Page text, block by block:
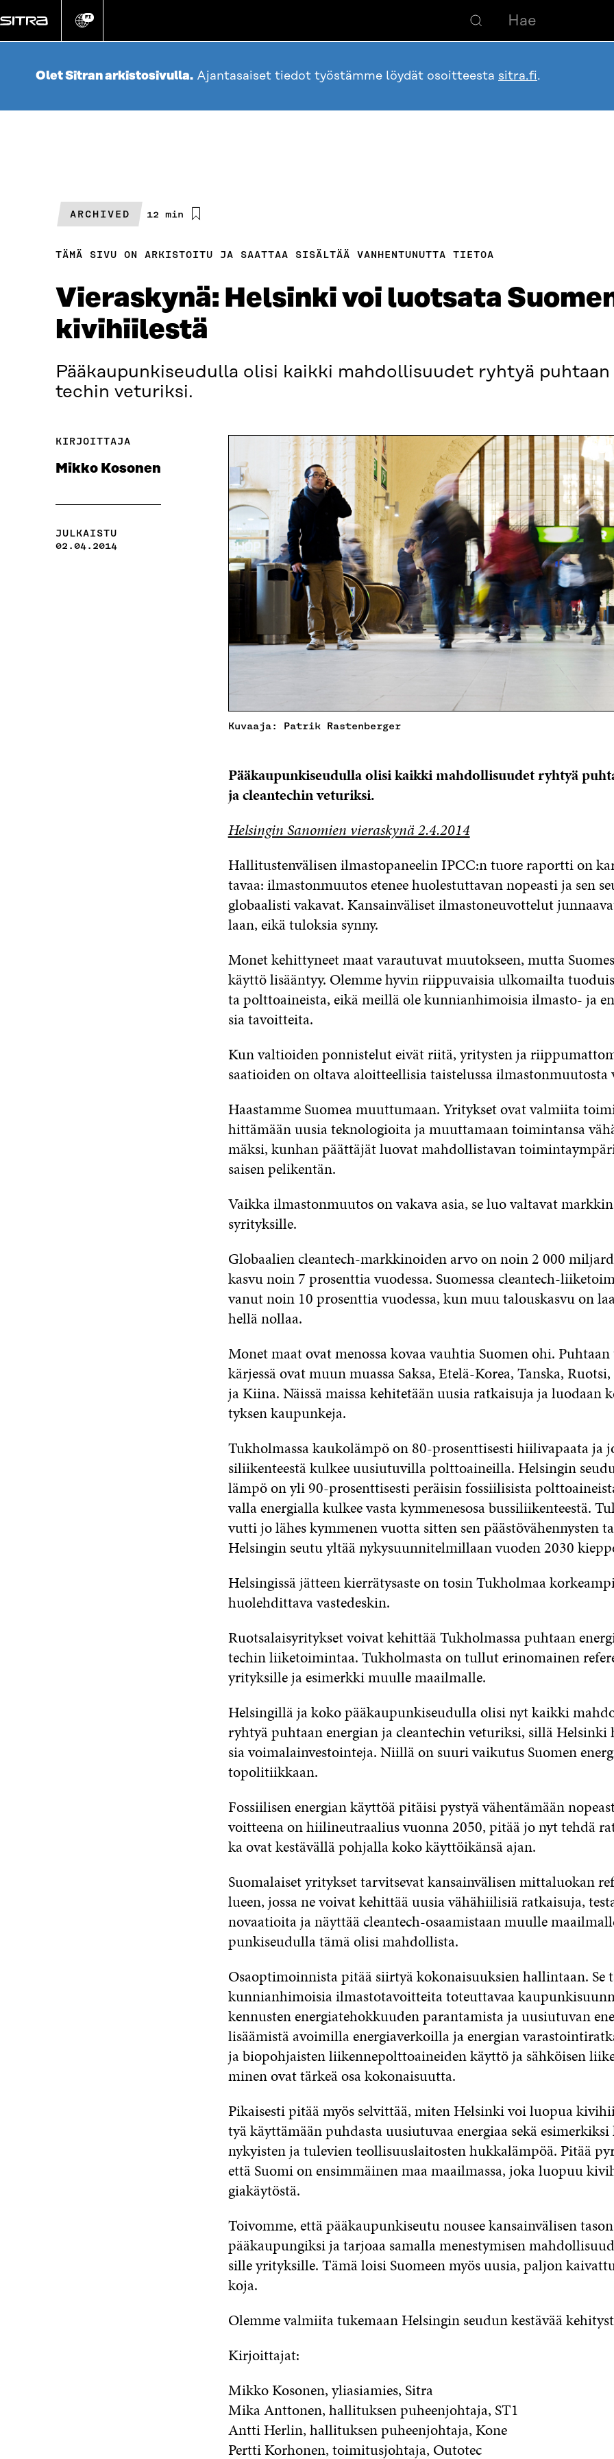
suoraan
Vaihda
kieli
FI
Olet Sitran arkistosivulla. Ajantasaiset tiedot työstämme löydät osoitteesta sitra.fi.
ARCHIVED
Arvioitu
12 min
TÄMÄ SIVU ON ARKISTOITU JA SAATTAA SISÄLTÄÄ VANHENTUNUTTA TIETOA
Vieraskynä: Helsinki voi luotsata
kivihiilestä
Pää­kau­pun­ki­seu­dul­la oli­si kaik­ki mah­dol­li­suu­det ryh­tyä
tec­hin ve­tu­rik­si.
Kuvaaja: Patrik Rastenberger
KIRJOITTAJA
Mikko Kosonen
JULKAISTU
02.04.2014
Pää­kau­pun­ki­seu­dul­la oli­si kaik­ki mah­dol­li­suu­det ryh­tyä
ja clean­tec­hin ve­tu­rik­si.
Helsingin Sanomien vieraskynä 2.4.2014
Hal­li­tus­ten­vä­li­senil­mas­to­pa­nee­lin IPCC:n tuo­re ra­port­ti on
ta­vaa: il­mas­ton­muu­tos ete­nee huo­les­tut­ta­van no­peas­ti ja sen
glo­baa­lis­ti va­ka­vat. Kan­sain­vä­li­set il­mas­to­neu­vot­te­lut
laan, ei­kä tu­lok­sia syn­ny.
Mo­net ke­hit­ty­neet maat va­rau­tu­vat muu­tok­seen, mut­ta
käyt­tö li­sään­tyy. Olem­me hy­vin riip­pu­vai­sia ul­ko­mail­ta
ta polt­toai­neis­ta, ei­kä meil­lä ole kun­nian­hi­moi­sia il­mas­to- ja
sia ta­voit­tei­ta.
Kun val­tioi­den pon­nis­te­lut ei­vät rii­tä, yri­tys­ten ja
saa­tioi­den on ol­ta­va aloit­teel­li­sia tais­te­lus­sa il­mas­ton­muu­tos­ta
Haas­tam­meSuo­mea muut­tu­maan. Yri­tyk­set ovat val­mii­ta
hit­tä­mään uu­sia tek­no­lo­gioi­ta ja muut­ta­maan toi­min­tan­sa
mäk­si, kun­han päät­tä­jät luo­vat mah­dol­lis­ta­van
sai­sen pe­li­ken­tän.
Vaik­ka il­mas­ton­muu­tos on va­ka­va asia, se luo val­ta­vat
sy­ri­tyk­sil­le.
Glo­baa­lien clean­tech-mark­ki­noi­den ar­vo on noin 2000
kas­vu noin 7 pro­sent­tia vuo­des­sa. Suo­mes­sa clean­tech-
va­nut noin 10 pro­sent­tia vuo­des­sa, kun muu ta­lous­kas­vu on
hel­lä nol­laa.
Mo­netmaat ovat me­nos­sa ko­vaa vauh­tia Suo­men ohi.
kär­jes­sä ovat muun muas­sa Sak­sa, Ete­lä-Ko­rea, Tans­ka,
ja Kii­na. Näis­sä mais­sa ke­hi­te­tään uu­sia rat­kai­su­ja ja luo­daan
tyk­sen kau­pun­ke­ja.
Tuk­hol­mas­sa kau­ko­läm­pö on 80-pro­sent­ti­ses­ti hii­li­va­paa­ta ja
si­lii­ken­tees­tä kul­kee uu­siu­tu­vil­la polt­toai­neil­la. Hel­sin­gin
läm­pö on yli 90-pro­sent­ti­ses­ti pe­räi­sin fos­sii­li­sis­ta
val­la ener­gial­la kul­kee vas­ta kym­me­nes­osa bus­si­lii­ken­tees­tä.
vut­ti jo lä­hes kym­me­nen vuot­ta sit­ten sen pääs­tö­vä­hen­nys­ten
Hel­sin­gin seu­tu yl­tää ny­ky­suun­ni­tel­mil­laan vuo­den 2030
Hel­sin­gis­sä jät­teen kier­rä­tys­as­te on to­sin Tuk­hol­maa
huo­leh­dit­ta­va vas­te­des­kin.
Ruot­sa­lais­yri­tyk­set voi­vat ke­hit­tää Tuk­hol­mas­sa puh­taan
tec­hin lii­ke­toi­min­taa. Tuk­hol­mas­ta on tul­lut erin­omai­nen
yri­tyk­sil­le ja esi­merk­ki muul­le maail­mal­le.
Hel­sin­gil­läja ko­ko pää­kau­pun­ki­seu­dul­la oli­si nyt kaik­ki
ryh­tyä puh­taan ener­gian ja clean­tec­hin ve­tu­rik­si, sil­lä
sia voi­ma­lain­ves­toin­te­ja. Niil­lä on suu­ri vai­ku­tus Suo­men
to­po­li­tiik­kaan.
Fos­sii­li­sen ener­gian käyt­töä pi­täi­si pys­tyä vä­hen­tä­mään
voit­tee­na on hii­li­neut­raa­lius vuon­na 2050, pi­tää jo nyt teh­dä
ka ovat kes­tä­väl­lä poh­jal­la ko­ko käyt­tö­ikän­sä ajan.
Suo­ma­lai­set yri­tyk­set tar­vit­se­vat kan­sain­vä­li­sen mit­ta­luo­kan
lueen, jos­sa ne voi­vat ke­hit­tää uu­sia vä­hä­hii­li­siä rat­kai­su­ja,
no­vaa­tioi­ta ja näyt­tää clean­tech-osaa­mis­taan muul­le
pun­ki­seu­dul­la tä­mä oli­si mah­dol­lis­ta.
Osa­op­ti­moin­nis­ta pi­tää siir­tyä ko­ko­nai­suuk­sien hal­lin­taan. Se
kun­nian­hi­moi­sia il­mas­to­ta­voit­tei­ta to­teut­ta­vaa
ken­nus­ten ener­gia­te­hok­kuu­den pa­ran­ta­mis­ta ja uu­siu­tu­van
li­sää­mis­tä avoi­mil­la ener­gia­ver­koil­la ja ener­gian
ja bio­poh­jais­ten lii­ken­ne­polt­to­ai­nei­den käyt­tö ja säh­köi­sen
mi­nen ovat tär­keä osa ko­ko­nai­suut­ta.
Pi­kai­ses­tipi­tää myös sel­vit­tää, mi­ten Hel­sin­ki voi luo­pua
tyä käyt­tä­mään puh­das­ta uu­siu­tu­vaa ener­giaa se­kä
ny­kyis­ten ja tu­le­vien teol­li­suus­lai­tos­ten huk­ka­läm­pöä. Pi­tää
et­tä Suo­mi on en­sim­mäi­nen maa maail­mas­sa, jo­ka luo­puu
gia­käy­tös­tä.
Toi­vom­me, et­tä pää­kau­pun­ki­seu­tu nou­see kan­sain­vä­li­sen
pää­kau­pun­gik­si ja tar­joaa sa­mal­la me­nes­ty­mi­sen
sil­le yri­tyk­sil­le. Tä­mä loi­si Suo­meen myös uu­sia, pal­jon
ko­ja.
Olem­me val­mii­ta tu­ke­maan Hel­sin­gin seu­dun kes­tä­vää
Kirjoittajat:
Mik­ko Ko­so­nen,ylia­sia­mies, Sit­ra
Mi­ka Ant­to­nen,hal­li­tuk­sen pu­heen­joh­ta­ja, ST1
Ant­ti Her­lin,hal­li­tuk­sen pu­heen­joh­ta­ja, Ko­ne
Pert­ti Kor­ho­nen,toi­mi­tus­joh­ta­ja, Ou­to­tec